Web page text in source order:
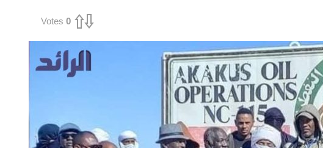
0
Votes